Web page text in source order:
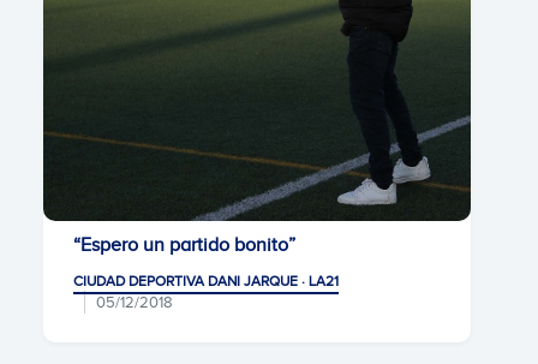
“Espero un partido bonito”
CIUDAD DEPORTIVA DANI JARQUE · LA21
05/12/2018